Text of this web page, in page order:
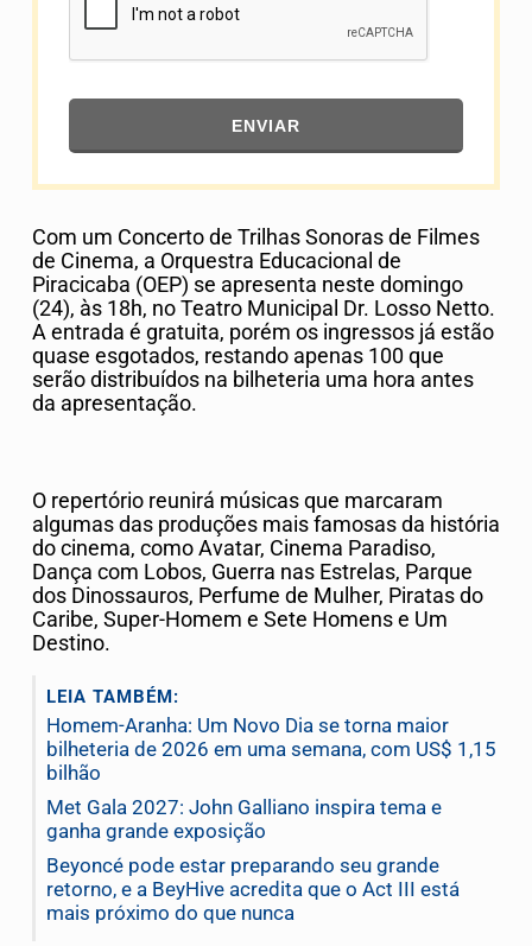
ENVIAR
Com um Concerto de Trilhas Sonoras de Filmes
de Cinema, a Orquestra Educacional de
Piracicaba (OEP) se apresenta neste domingo
(24), às 18h, no Teatro Municipal Dr. Losso Netto.
A entrada é gratuita, porém os ingressos já estão
quase esgotados, restando apenas 100 que
serão distribuídos na bilheteria uma hora antes
da apresentação.
O repertório reunirá músicas que marcaram
algumas das produções mais famosas da história
do cinema, como Avatar, Cinema Paradiso,
Dança com Lobos, Guerra nas Estrelas, Parque
dos Dinossauros, Perfume de Mulher, Piratas do
Caribe, Super-Homem e Sete Homens e Um
Destino.
LEIA TAMBÉM:
Homem-Aranha: Um Novo Dia se torna maior
bilheteria de 2026 em uma semana, com US$ 1,15
bilhão
Met Gala 2027: John Galliano inspira tema e
ganha grande exposição
Beyoncé pode estar preparando seu grande
retorno, e a BeyHive acredita que o Act III está
mais próximo do que nunca